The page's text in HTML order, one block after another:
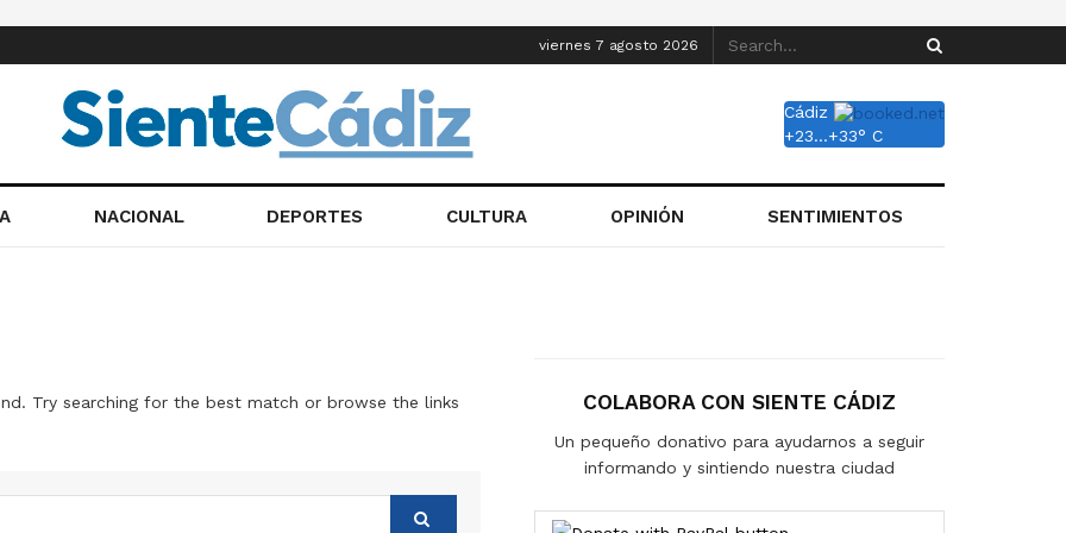
viernes 7 agosto 2026
Cádiz
+23...+33° C
NACIONAL DEPORTES CULTURA OPINIÓN SENTIMIENTOS
Try searching for the best match or browse the links COLABORA CON SIENTE CÁDIZ
Un pequeño donativo para ayudarnos a seguir
informando y sintiendo nuestra ciudad